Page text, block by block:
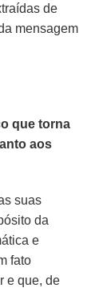
de
mensagem
que torna
aos
suas
da
e
fato
e que, de